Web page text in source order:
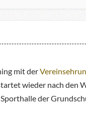
mit der
wieder nach den
der